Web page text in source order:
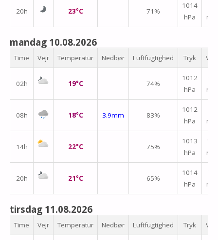
20h 23°C 71%
1014
hPa
m/s
mandag 10.08.2026
Time Vejr Temperatur Nedbør Luftfugtighed Tryk
02h 19°C 74%
1012
hPa
↑
m/s
08h 18°C 3.9mm 83%
1012
hPa
↑
m/s
14h 22°C 75%
1013
hPa
↑
m/s
20h 21°C 65%
1014
hPa
↑
m/s
tirsdag 11.08.2026
Time Vejr Temperatur Nedbør Luftfugtighed Tryk